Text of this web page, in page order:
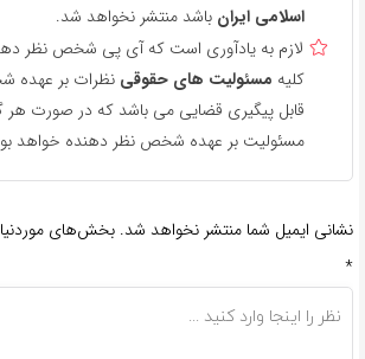
اسلامی ایران باشد منتشر نخواهد شد.
لازم به یادآوری است که آی پی شخص نظر
کلیه مسئولیت های حقوقی نظرات بر عهده
قابل پیگیری قضایی می باشد که در صورت هر
مسئولیت بر عهده شخص نظر دهنده خواهد
نشانی ایمیل شما منتشر نخواهد شد. بخش‌های
*